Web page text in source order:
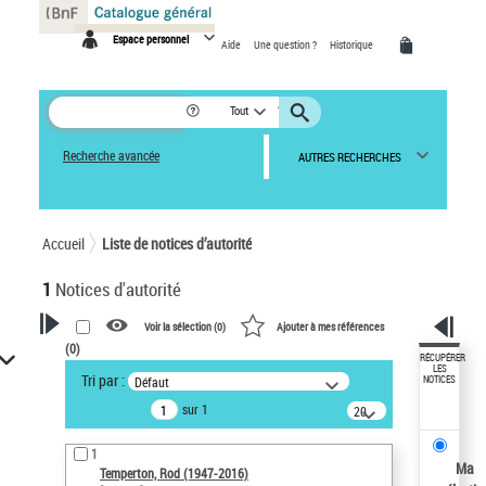
Espace personnel Aide Une question ? Historique
Tout
Recherche avancée AUTRES RECHERCHES
Accueil Liste de notices d’autorité
1 Notices d'autorité
VOTRE RECHERCHE
Recherche avancée dans les
notices d’autorité
Œuvres liées à l'auteur :
Temperton, Rod (1947-2016)
Voir la sélection (0) Ajouter à mes références
(0)
Tri par : Défaut
sur 1
20
résultats/page
1
Temperton, Rod (1947-2016)
RÉCUPÉRER
LES
NOTICES
Ma
Panneau de gestion des cookies